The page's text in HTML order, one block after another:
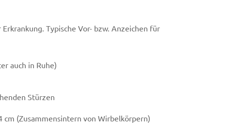
Typische Vor- bzw. Anzeichen für
auch in Ruhe)
Stürzen
(Zusammensintern von Wirbelkörpern)